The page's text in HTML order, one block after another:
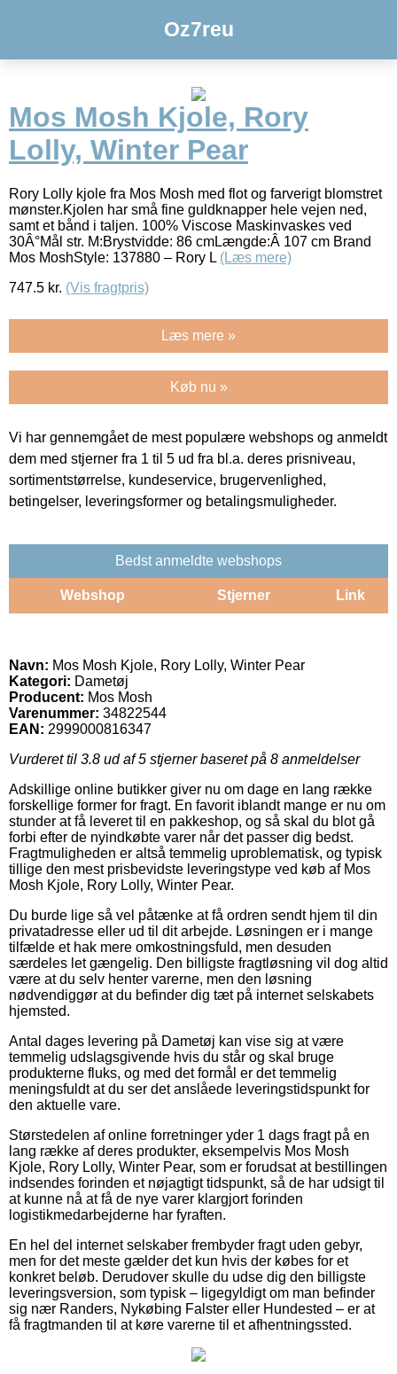
Oz7reu
Mos Mosh Kjole, Rory
Lolly, Winter Pear
Rory Lolly kjole fra Mos Mosh med flot og farverigt blomstret
mønster.Kjolen har små fine guldknapper hele vejen ned,
samt et bånd i taljen. 100% Viscose Maskinvaskes ved
30Â°Mål str. M:Brystvidde: 86 cmLængde:Â 107 cm Brand
Mos MoshStyle: 137880 – Rory L (Læs mere)
747.5 kr. (Vis fragtpris)
Læs mere »
Køb nu »
Vi har gennemgået de mest populære webshops og anmeldt
dem med stjerner fra 1 til 5 ud fra bl.a. deres prisniveau,
sortimentstørrelse, kundeservice, brugervenlighed,
betingelser, leveringsformer og betalingsmuligheder.
Bedst anmeldte webshops
Webshop Stjerner Link
Navn: Mos Mosh Kjole, Rory Lolly, Winter Pear
Kategori: Dametøj
Producent: Mos Mosh
Varenummer: 34822544
EAN: 2999000816347
Vurderet til 3.8 ud af 5 stjerner baseret på 8 anmeldelser
Adskillige online butikker giver nu om dage en lang række
forskellige former for fragt. En favorit iblandt mange er nu om
stunder at få leveret til en pakkeshop, og så skal du blot gå
forbi efter de nyindkøbte varer når det passer dig bedst.
Fragtmuligheden er altså temmelig uproblematisk, og typisk
tillige den mest prisbevidste leveringstype ved køb af Mos
Mosh Kjole, Rory Lolly, Winter Pear.
Du burde lige så vel påtænke at få ordren sendt hjem til din
privatadresse eller ud til dit arbejde. Løsningen er i mange
tilfælde et hak mere omkostningsfuld, men desuden
særdeles let gængelig. Den billigste fragtløsning vil dog altid
være at du selv henter varerne, men den løsning
nødvendiggør at du befinder dig tæt på internet selskabets
hjemsted.
Antal dages levering på Dametøj kan vise sig at være
temmelig udslagsgivende hvis du står og skal bruge
produkterne fluks, og med det formål er det temmelig
meningsfuldt at du ser det anslåede leveringstidspunkt for
den aktuelle vare.
Størstedelen af online forretninger yder 1 dags fragt på en
lang række af deres produkter, eksempelvis Mos Mosh
Kjole, Rory Lolly, Winter Pear, som er forudsat at bestillingen
indsendes forinden et nøjagtigt tidspunkt, så de har udsigt til
at kunne nå at få de nye varer klargjort forinden
logistikmedarbejderne har fyraften.
En hel del internet selskaber frembyder fragt uden gebyr,
men for det meste gælder det kun hvis der købes for et
konkret beløb. Derudover skulle du udse dig den billigste
leveringsversion, som typisk – ligegyldigt om man befinder
sig nær Randers, Nykøbing Falster eller Hundested – er at
få fragtmanden til at køre varerne til et afhentningssted.